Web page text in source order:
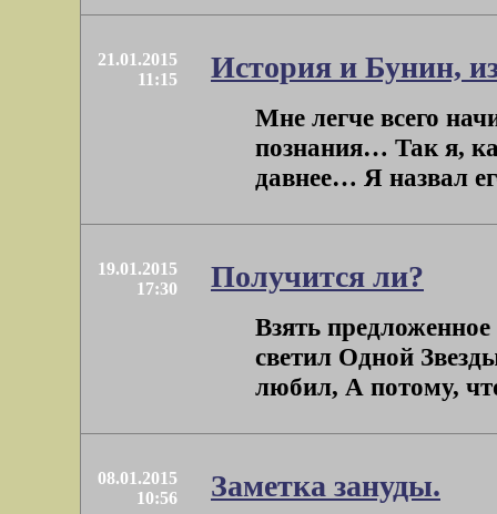
21.01.2015
11:15
История и Бунин,
Мне легче всего
познания… Так я,
давнее… Я назвал
19.01.2015
17:30
Получится ли?
Взять
светил Одной
любил, А потому,
08.01.2015
10:56
Заметка зануды.